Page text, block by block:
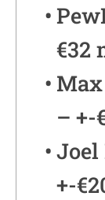
€32
– +-
Joel
+-